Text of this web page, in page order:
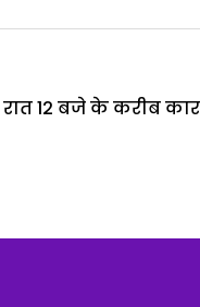
12 बजे के करीब